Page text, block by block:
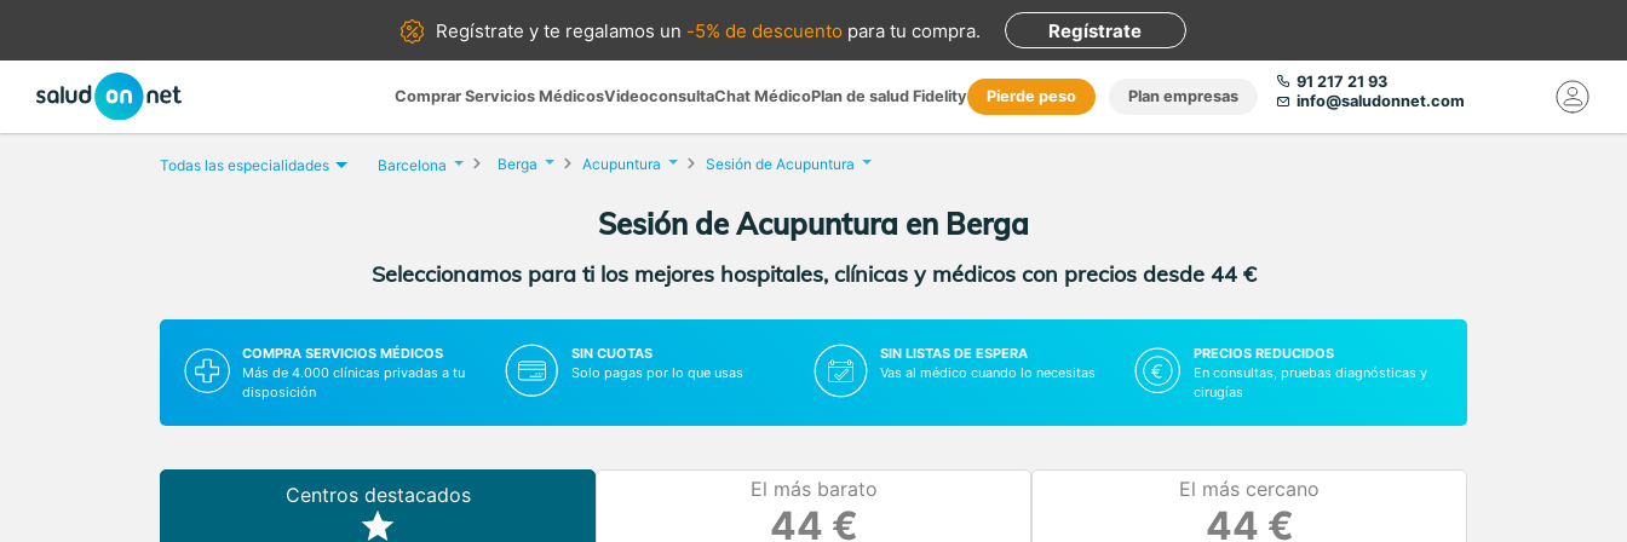
Regístrate yte regalamos un -5% de descuento para tu compra. Regístrate
Comprar Servicios MédicosVideoconsultaChat MédicoPlan de salud Fidelity Pierde peso Plan empresas
91 217 21 93
info@saludonnet.com
Todas las especialidades Barcelona Berga Acupuntura Sesión de Acupuntura
Sesión de Acupuntura en Berga
Seleccionamos para ti los mejores hospitales, clínicas y médicos con precios desde 44 €
COMPRA SERVICIOS MÉDICOS
Más de 4.000 clínicas privadas a tu
disposición
SIN CUOTAS
Solo pagas por lo que usas
SIN LISTAS DE ESPERA
Vas al médico cuando lo necesitas
PRECIOS REDUCIDOS
En consultas, pruebas diagnósticas y
cirugías
Centros destacados El más barato
44 €
El más cercano
44 €